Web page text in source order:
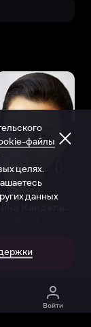
Войти
файлы
целях.
данных